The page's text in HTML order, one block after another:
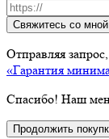
Свяжитесь со мной
Отправляя
«Гарантия
Спасибо! Наш
Продолжить